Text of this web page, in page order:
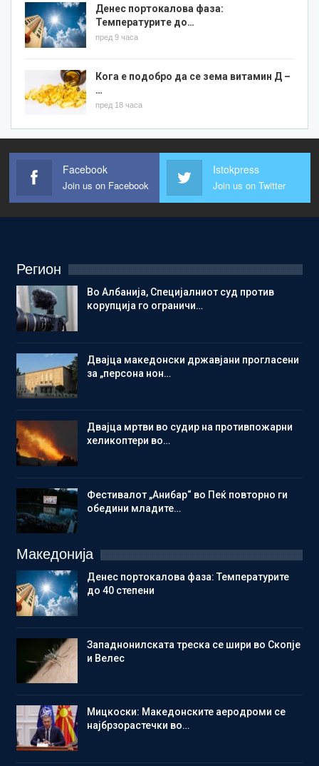
Денес портокалова фаза:
Температурите до…
пред 9 часа
Кога е подобро да се зема витамин Д –
…
пред 18 часа
Facebook
Join us on Facebook
Istokpress
Join us on Twitter
Регион
Во Албанија, Специјалниот суд против
корупција го ограничи…
Двајца македонски државјани прогласени
за „персона нон…
Двајца мртви во судир на противпожарни
хеликоптери во…
Фестивалот „Анибар“ во Пеќ повторно ги
обедини младите…
Македонија
Денес портокалова фаза: Температурите
до 40 степени
Западнонилската треска се шири во Скопје
и Велес
Мицкоски: Македонските аеродроми се
најбрзорастечки во…